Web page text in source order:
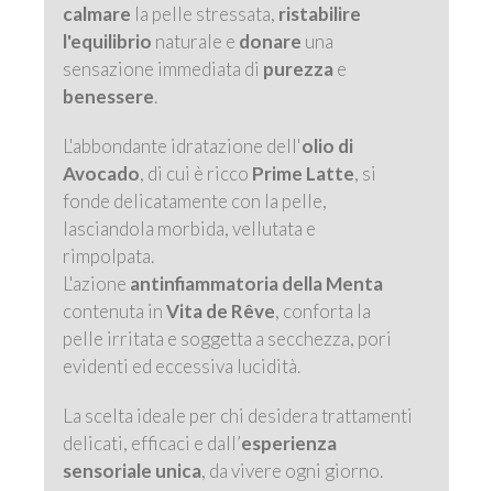
calmare la pelle stressata, ristabilire
l'equilibrio naturale e donare una
sensazione immediata di purezza e
benessere.
L'abbondante idratazione dell'olio di
Avocado, di cui è ricco Prime Latte, si
fonde delicatamente con la pelle,
lasciandola morbida, vellutata e
rimpolpata.
L'azione antinfiammatoria della Menta
contenuta inVita de Rêve, conforta la
pelle irritata e soggetta a secchezza, pori
evidenti ed eccessiva lucidità.
La scelta ideale per chi desidera trattamenti
delicati, efficaci e dall’esperienza
sensoriale unica, da vivere ogni giorno.